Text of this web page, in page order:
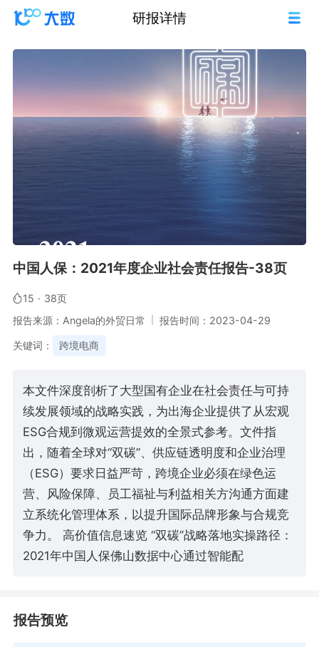
研报详情
中国人保：2021年度企业社会责任报告-38页
15 · 38页
报告来源：Angela的外贸日常
报告时间：2023-04-29
关键词： 跨境电商
本文件深度剖析了大型国有企业在社会责任与可持
续发展领域的战略实践，为出海企业提供了从宏观
ESG合规到微观运营提效的全景式参考。文件指
出，随着全球对“双碳”、供应链透明度和企业治理
（ESG）要求日益严苛，跨境企业必须在绿色运
营、风险保障、员工福祉与利益相关方沟通方面建
立系统化管理体系，以提升国际品牌形象与合规竞
争力。 高价值信息速览 “双碳”战略落地实操路径：
2021年中国人保佛山数据中心通过智能配
报告预览